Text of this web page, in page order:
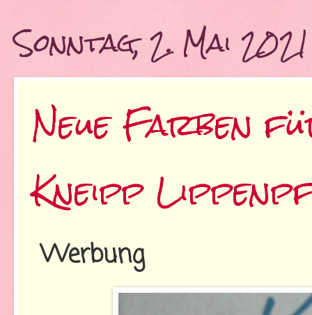
Sonntag, 2. Mai 2021
Neue Farben
Kneipp
Werbung